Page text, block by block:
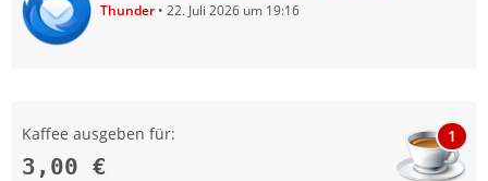
Thunder 22. Juli 2026 um 19:16
Kaffee ausgeben für:
3,00 €
1